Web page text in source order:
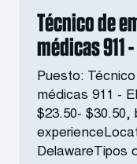
Técnico de
médicas 911
Puesto:
médicas 911 -
$23.50- $30.50,
DelawareTipos